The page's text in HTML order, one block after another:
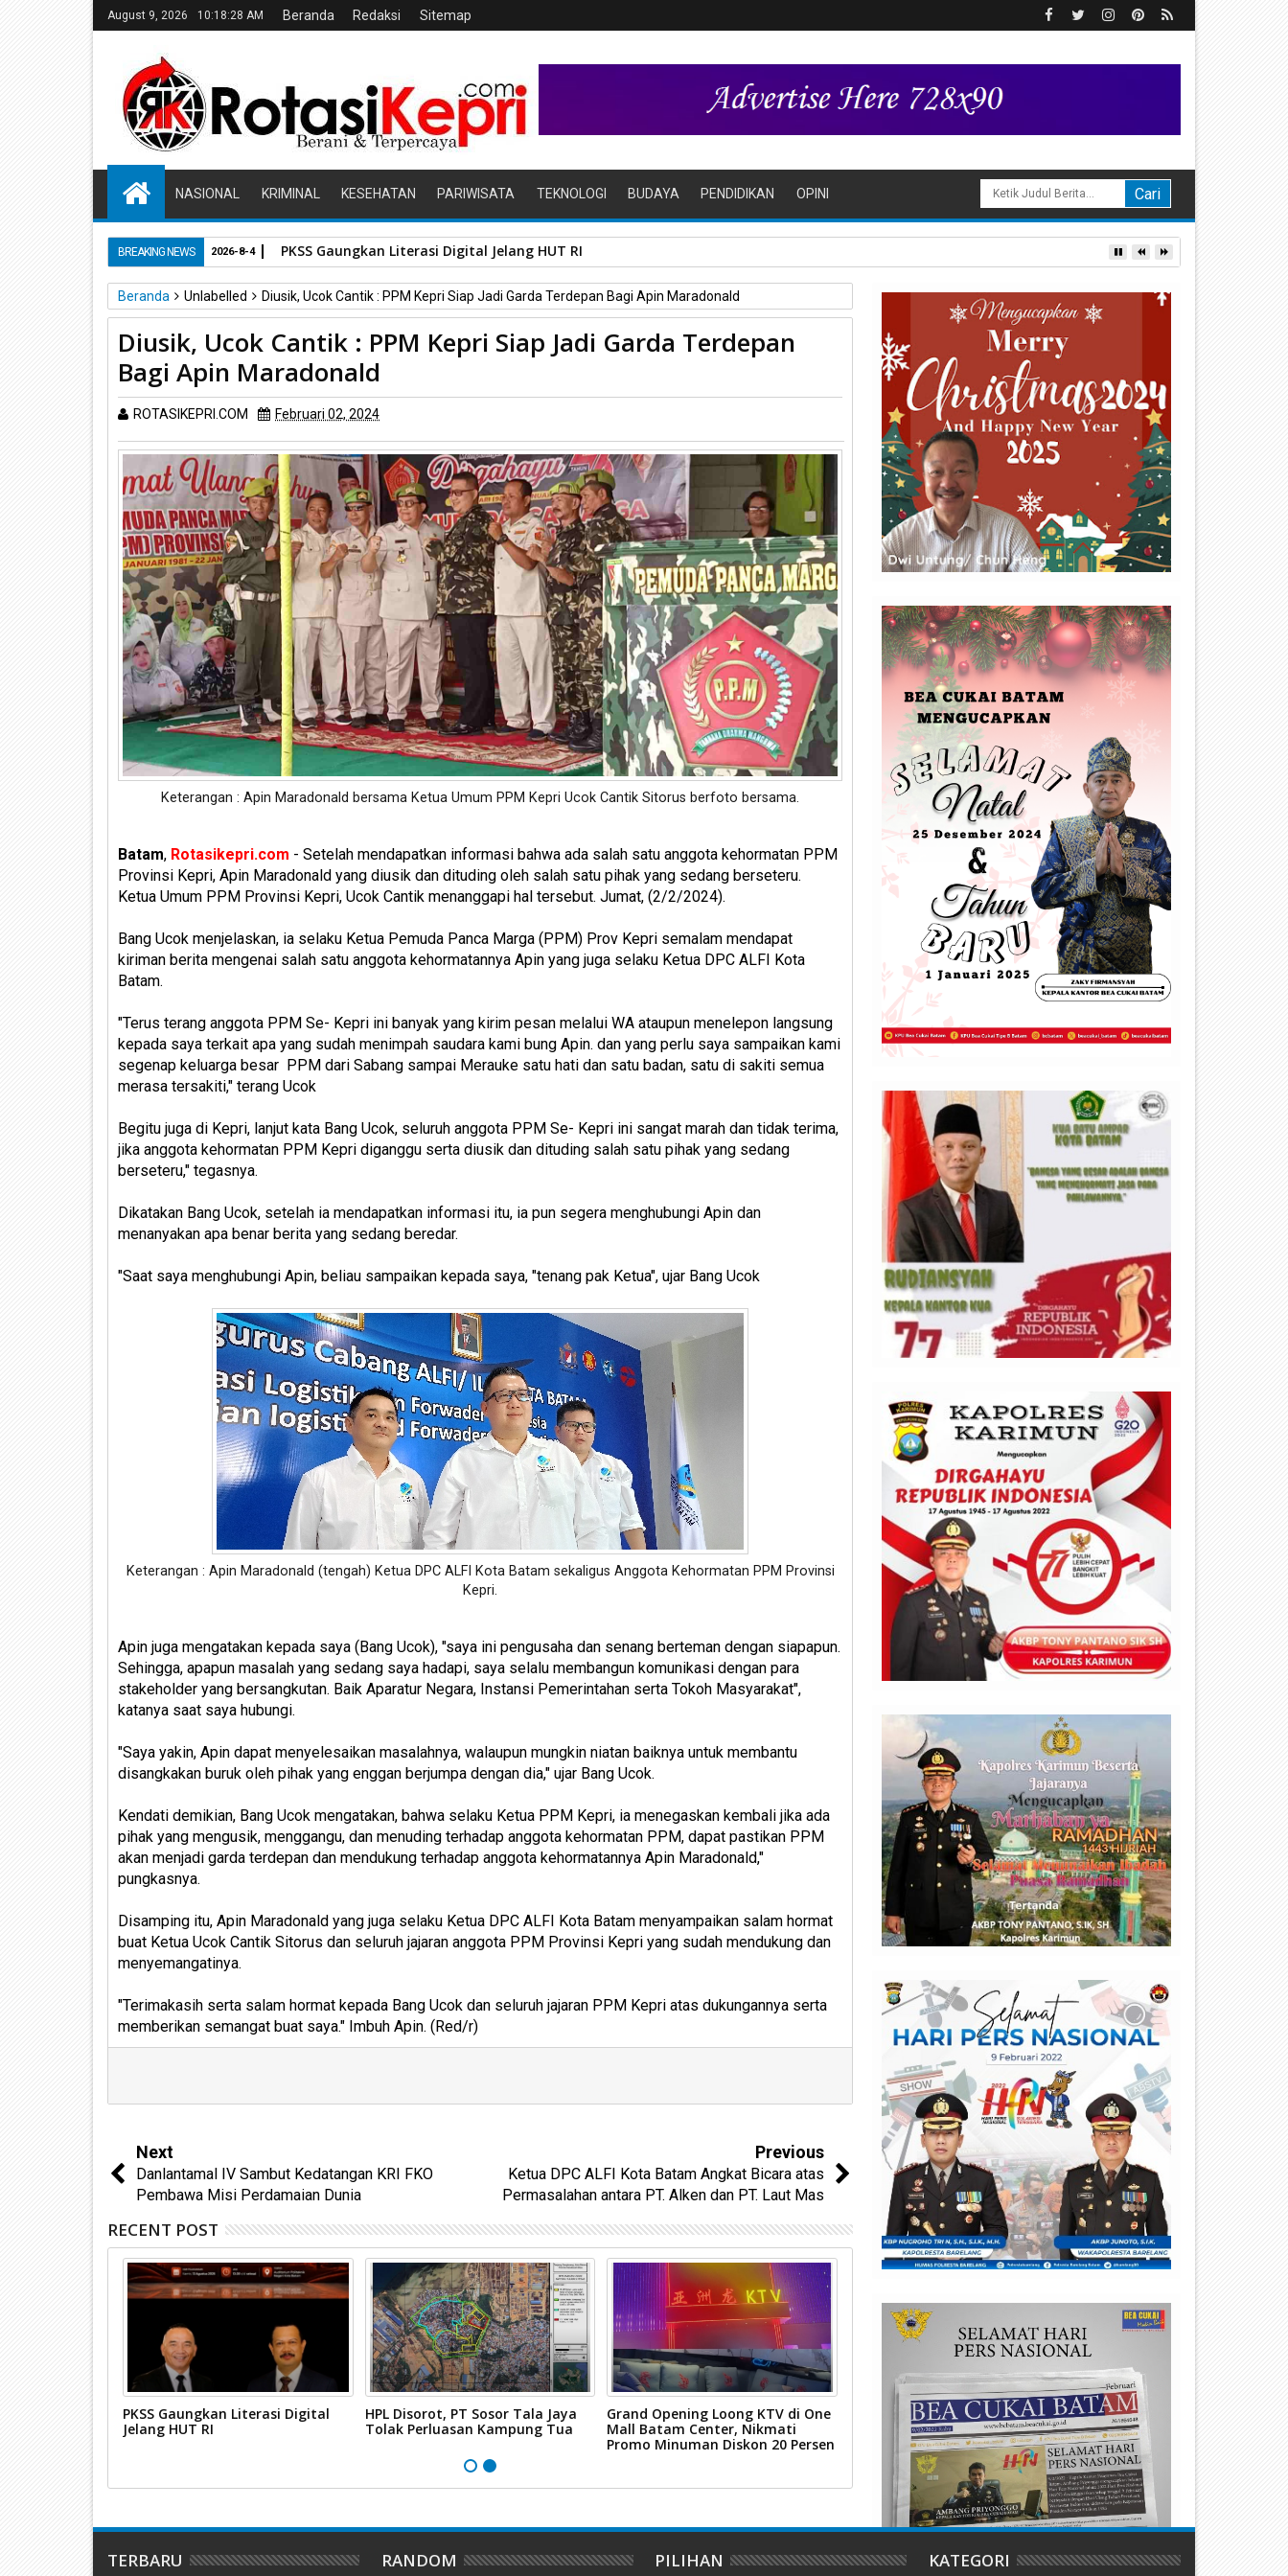
August 9, 2026 10:18:29 AM Beranda Redaksi Sitemap
NASIONAL KRIMINAL KESEHATAN PARIWISATA TEKNOLOGI BUDAYA PENDIDIKAN OPINI
BREAKING NEWS PKSS Gaungkan Literasi Digital Jelang HUT RI
2026-8-4
Beranda Unlabelled Diusik, Ucok Cantik : PPM Kepri Siap Jadi Garda Terdepan Bagi Apin Maradonald
Diusik, Ucok Cantik : PPM Kepri Siap Jadi Garda Terdepan
Bagi Apin Maradonald
ROTASIKEPRI.COM Februari 02, 2024
Keterangan : Apin Maradonald bersama Ketua Umum PPM Kepri Ucok Cantik Sitorus berfoto bersama.
Batam, Rotasikepri.com - Setelah mendapatkan informasi bahwa ada salah satu anggota kehormatan PPM
Provinsi Kepri, Apin Maradonald yang diusik dan dituding oleh salah satu pihak yang sedang berseteru.
Ketua Umum PPM Provinsi Kepri, Ucok Cantik menanggapi hal tersebut. Jumat, (2/2/2024).
Bang Ucok menjelaskan, ia selaku Ketua Pemuda Panca Marga (PPM) Prov Kepri semalam mendapat
kiriman berita mengenai salah satu anggota kehormatannya Apin yang juga selaku Ketua DPC ALFI Kota
Batam.
"Terus terang anggota PPM Se- Kepri ini banyak yang kirim pesan melalui WA ataupun menelepon langsung
kepada saya terkait apa yang sudah menimpah saudara kami bung Apin. dan yang perlu saya sampaikan kami
segenap keluarga besar PPM dari Sabang sampai Merauke satu hati dan satu badan, satu di sakiti semua
merasa tersakiti," terang Ucok
Begitu juga di Kepri, lanjut kata Bang Ucok, seluruh anggota PPM Se- Kepri ini sangat marah dan tidak terima,
jika anggota kehormatan PPM Kepri diganggu serta diusik dan dituding salah satu pihak yang sedang
berseteru," tegasnya.
Dikatakan Bang Ucok, setelah ia mendapatkan informasi itu, ia pun segera menghubungi Apin dan
menanyakan apa benar berita yang sedang beredar.
"Saat saya menghubungi Apin, beliau sampaikan kepada saya, "tenang pak Ketua", ujar Bang Ucok
Keterangan : Apin Maradonald (tengah) Ketua DPC ALFI Kota Batam sekaligus Anggota Kehormatan PPM Provinsi
Kepri.
Apin juga mengatakan kepada saya (Bang Ucok), "saya ini pengusaha dan senang berteman dengan siapapun.
Sehingga, apapun masalah yang sedang saya hadapi, saya selalu membangun komunikasi dengan para
stakeholder yang bersangkutan. Baik Aparatur Negara, Instansi Pemerintahan serta Tokoh Masyarakat",
katanya saat saya hubungi.
"Saya yakin, Apin dapat menyelesaikan masalahnya, walaupun mungkin niatan baiknya untuk membantu
disangkakan buruk oleh pihak yang enggan berjumpa dengan dia," ujar Bang Ucok.
Kendati demikian, Bang Ucok mengatakan, bahwa selaku Ketua PPM Kepri, ia menegaskan kembali jika ada
pihak yang mengusik, menggangu, dan menuding terhadap anggota kehormatan PPM, dapat pastikan PPM
akan menjadi garda terdepan dan mendukung terhadap anggota kehormatannya Apin Maradonald,"
pungkasnya.
Disamping itu, Apin Maradonald yang juga selaku Ketua DPC ALFI Kota Batam menyampaikan salam hormat
buat Ketua Ucok Cantik Sitorus dan seluruh jajaran anggota PPM Provinsi Kepri yang sudah mendukung dan
menyemangatinya.
"Terimakasih serta salam hormat kepada Bang Ucok dan seluruh jajaran PPM Kepri atas dukungannya serta
memberikan semangat buat saya." Imbuh Apin. (Red/r)
Next
Danlantamal IV Sambut Kedatangan KRI FKO
Pembawa Misi Perdamaian Dunia
Previous
Ketua DPC ALFI Kota Batam Angkat Bicara atas
Permasalahan antara PT. Alken dan PT. Laut Mas
RECENT POST
PKSS Gaungkan Literasi Digital
Jelang HUT RI
HPL Disorot, PT Sosor Tala Jaya
Tolak Perluasan Kampung Tua
Grand Opening Loong KTV di One
Mall Batam Center, Nikmati
Promo Minuman Diskon 20 Persen
Wajah Baru Hiburan Malam
Batam: Shark Club Buka 15 Juli,
Banyak Promo Gila!
Gelper Lion Square 91 di
Baja Batam Diduga “Cuci”
Lewat Rokok
TERBARU RANDOM PILIHAN KATEGORI